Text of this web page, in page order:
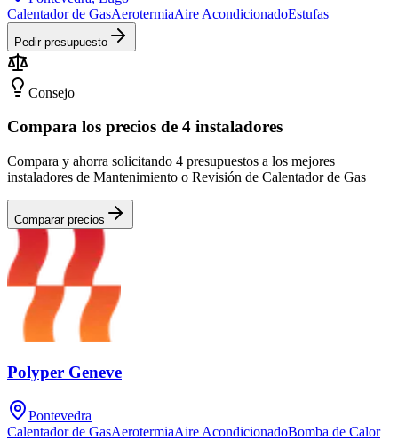
Calentador de GasAerotermiaAire AcondicionadoEstufas
Pedir presupuesto
Consejo
Compara los precios de 4 instaladores
Compara y ahorra solicitando 4 presupuestos a los mejores
instaladores de Mantenimiento o Revisión de Calentador de Gas
Comparar precios
Polyper Geneve
Pontevedra
Calentador de GasAerotermiaAire AcondicionadoBomba de Calor